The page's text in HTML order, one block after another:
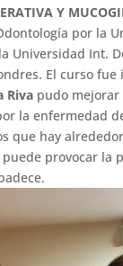
Y
por la
Universidad Int.
El curso
Riva pudo mejorar
la enfermedad
que hay
provocar la